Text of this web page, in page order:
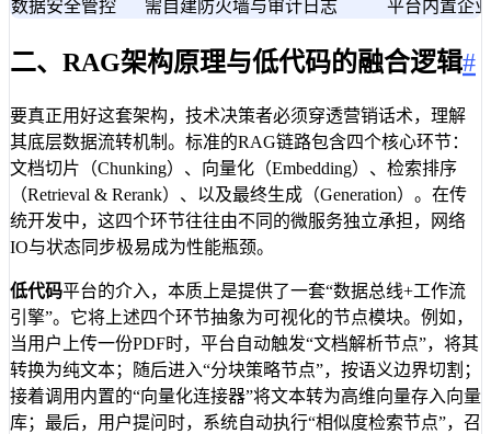
数据安全管控
需自建防火墙与审计日志 平台内置企
二、RAG架构原理与低代码的融合逻辑#
要真正用好这套架构，技术决策者必须穿透营销话术，理解
其底层数据流转机制。标准的RAG链路包含四个核心环节：
文档切片（Chunking）、向量化（Embedding）、检索排序
（Retrieval & Rerank）、以及最终生成（Generation）。在传
统开发中，这四个环节往往由不同的微服务独立承担，网络
IO与状态同步极易成为性能瓶颈。
低代码平台的介入，本质上是提供了一套“数据总线+工作流
引擎”。它将上述四个环节抽象为可视化的节点模块。例如，
当用户上传一份PDF时，平台自动触发“文档解析节点”，将其
转换为纯文本；随后进入“分块策略节点”，按语义边界切割；
接着调用内置的“向量化连接器”将文本转为高维向量存入向量
库；最后，用户提问时，系统自动执行“相似度检索节点”，召